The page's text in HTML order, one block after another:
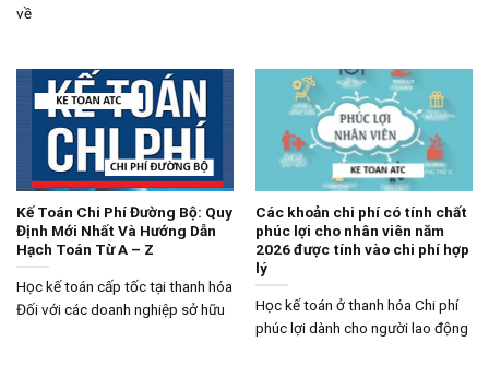
về
Kế Toán Chi Phí Đường Bộ: Quy
Định Mới Nhất Và Hướng Dẫn
Hạch Toán Từ A – Z
Học kế toán cấp tốc tại thanh hóa
Đối với các doanh nghiệp sở hữu
Các khoản chi phí có tính chất
phúc lợi cho nhân viên năm
2026 được tính vào chi phí hợp
lý
Học kế toán ở thanh hóa Chi phí
phúc lợi dành cho người lao động